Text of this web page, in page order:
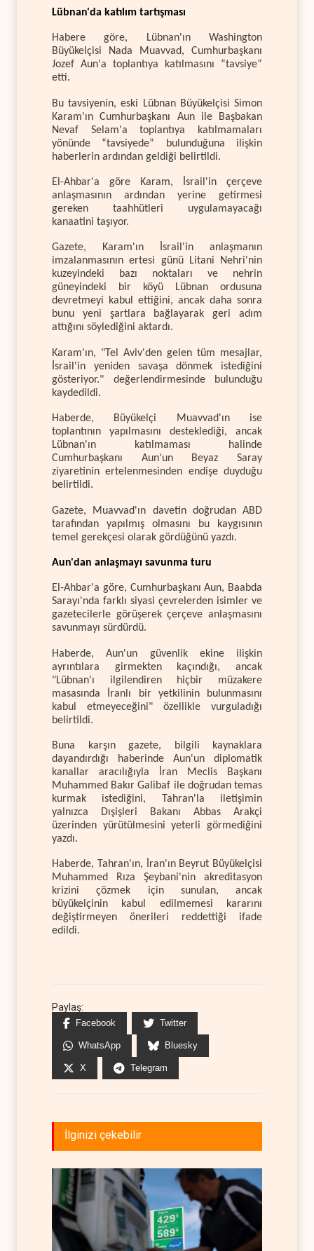
Lübnan'da katılım tartışması
Habere göre, Lübnan'ın Washington
Büyükelçisi Nada Muavvad, Cumhurbaşkanı
Jozef Aun'a toplantıya katılmasını “tavsiye”
etti.
Bu tavsiyenin, eski Lübnan Büyükelçisi Simon
Karam'ın Cumhurbaşkanı Aun ile Başbakan
Nevaf Selam'a toplantıya katılmamaları
yönünde “tavsiyede” bulunduğuna ilişkin
haberlerin ardından geldiği belirtildi.
El-Ahbar'a göre Karam, İsrail'in çerçeve
anlaşmasının ardından yerine getirmesi
gereken taahhütleri uygulamayacağı
kanaatini taşıyor.
Gazete, Karam'ın İsrail'in anlaşmanın
imzalanmasının ertesi günü Litani Nehri'nin
kuzeyindeki bazı noktaları ve nehrin
güneyindeki bir köyü Lübnan ordusuna
devretmeyi kabul ettiğini, ancak daha sonra
bunu yeni şartlara bağlayarak geri adım
attığını söylediğini aktardı.
Karam'ın, "Tel Aviv'den gelen tüm mesajlar,
İsrail'in yeniden savaşa dönmek istediğini
gösteriyor." değerlendirmesinde bulunduğu
kaydedildi.
Haberde, Büyükelçi Muavvad'ın ise
toplantının yapılmasını desteklediği, ancak
Lübnan'ın katılmaması halinde
Cumhurbaşkanı Aun'un Beyaz Saray
ziyaretinin ertelenmesinden endişe duyduğu
belirtildi.
Gazete, Muavvad'ın davetin doğrudan ABD
tarafından yapılmış olmasını bu kaygısının
temel gerekçesi olarak gördüğünü yazdı.
Aun'dan anlaşmayı savunma turu
El-Ahbar'a göre, Cumhurbaşkanı Aun, Baabda
Sarayı'nda farklı siyasi çevrelerden isimler ve
gazetecilerle görüşerek çerçeve anlaşmasını
savunmayı sürdürdü.
Haberde, Aun'un güvenlik ekine ilişkin
ayrıntılara girmekten kaçındığı, ancak
"Lübnan'ı ilgilendiren hiçbir müzakere
masasında İranlı bir yetkilinin bulunmasını
kabul etmeyeceğini" özellikle vurguladığı
belirtildi.
Buna karşın gazete, bilgili kaynaklara
dayandırdığı haberinde Aun'un diplomatik
kanallar aracılığıyla İran Meclis Başkanı
Muhammed Bakır Galibaf ile doğrudan temas
kurmak istediğini, Tahran'la iletişimin
yalnızca Dışişleri Bakanı Abbas Arakçi
üzerinden yürütülmesini yeterli görmediğini
yazdı.
Haberde, Tahran'ın, İran'ın Beyrut Büyükelçisi
Muhammed Rıza Şeybani'nin akreditasyon
krizini çözmek için sunulan, ancak
büyükelçinin kabul edilmemesi kararını
değiştirmeyen önerileri reddettiği ifade
edildi.
Paylaş:
Facebook Twitter
WhatsApp Bluesky
X Telegram
İlginizi çekebilir